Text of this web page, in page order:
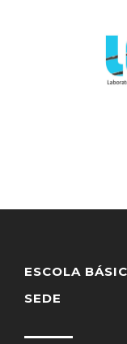
ESCOLA
SEDE